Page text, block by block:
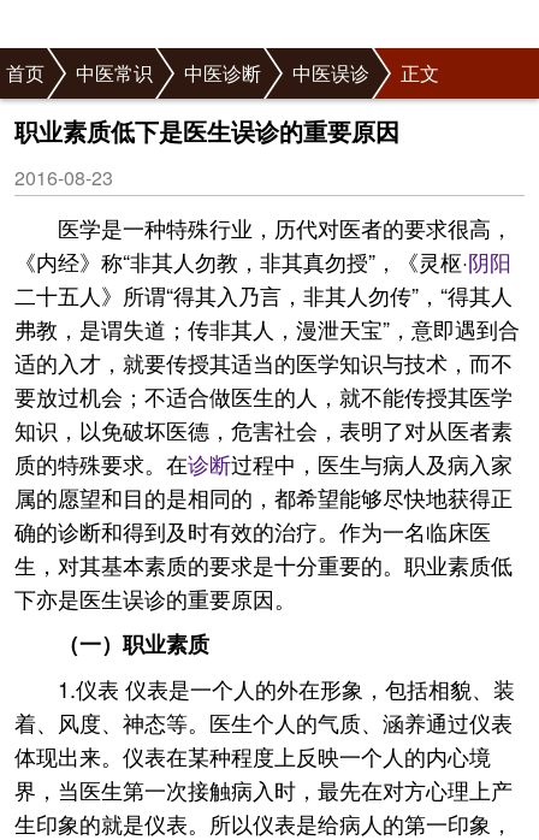
首页 中医常识 中医诊断 中医误诊 正文
职业素质低下是医生误诊的重要原因
2016-08-23
医学是一种特殊行业，历代对医者的要求很高，
《内经》称“非其人勿教，非其真勿授”，《灵枢·阴阳
二十五人》所谓“得其入乃言，非其人勿传”，“得其人
弗教，是谓失道；传非其人，漫泄天宝”，意即遇到合
适的入才，就要传授其适当的医学知识与技术，而不
要放过机会；不适合做医生的人，就不能传授其医学
知识，以免破坏医德，危害社会，表明了对从医者素
质的特殊要求。在诊断过程中，医生与病人及病入家
属的愿望和目的是相同的，都希望能够尽快地获得正
确的诊断和得到及时有效的治疗。作为一名临床医
生，对其基本素质的要求是十分重要的。职业素质低
下亦是医生误诊的重要原因。
（一）职业素质
1.仪表 仪表是一个人的外在形象，包括相貌、装
着、风度、神态等。医生个人的气质、涵养通过仪表
体现出来。仪表在某种程度上反映一个人的内心境
界，当医生第一次接触病入时，最先在对方心理上产
生印象的就是仪表。所以仪表是给病人的第一印象，